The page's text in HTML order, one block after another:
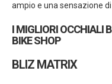
ampio e una sensazione
I MIGLIORI OCCHIALI
BIKE SHOP
BLIZ MATRIX